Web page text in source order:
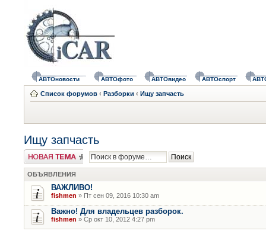
АВТОновости АВТОфото АВТОвидео АВТОспорт
Список форумов ‹ Разборки ‹ Ищу запчасть
Ищу запчасть
Новая тема
ОБЪЯВЛЕНИЯ
ВАЖЛИВО!
fishmen » Пт сен 09, 2016 10:30 am
Важно! Для владельцев разборок.
fishmen » Ср окт 10, 2012 4:27 pm